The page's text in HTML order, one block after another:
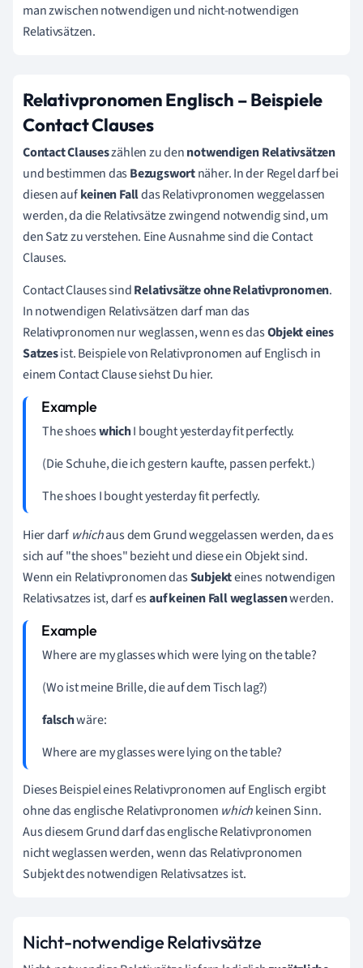
man zwischen notwendigen und nicht-notwendigen
Relativsätzen.
Relativpronomen Englisch – Beispiele
Contact Clauses
Contact Clauseszählen zu dennotwendigenRelativsätzen
und bestimmen dasBezugswortnäher. In der Regel darf bei
diesen aufkeinen Falldas Relativpronomen weggelassen
werden, da die Relativsätze zwingend notwendig sind, um
den Satz zu verstehen. Eine Ausnahme sind die Contact
Clauses.
Contact Clauses sindRelativsätzeohneRelativpronomen.
In notwendigen Relativsätzen darf man das
Relativpronomen nur weglassen, wenn es dasObjekteines
Satzesist. Beispiele von Relativpronomen auf Englisch in
einem Contact Clause siehst Du hier.
The shoeswhichI bought yesterday fit perfectly.
(Die Schuhe, die ich gestern kaufte, passen perfekt.)
The shoes I bought yesterday fit perfectly.
Hier darf whichaus dem Grund weggelassen werden, da es
sich auf "the shoes" bezieht und diese ein Objekt sind.
Wenn ein Relativpronomen dasSubjekteines notwendigen
Relativsatzes ist, darf esaufkeinenFallweglassenwerden.
Where are my glasses which were lying on the table?
(Wo ist meine Brille, die auf dem Tisch lag?)
falschwäre:
Where are my glasses were lying on the table?
Dieses Beispiel eines Relativpronomen auf Englisch ergibt
ohne das englische Relativpronomen whichkeinen Sinn.
Aus diesem Grund darf das englische Relativpronomen
nicht weglassen werden, wenn das Relativpronomen
Subjekt des notwendigen Relativsatzes ist.
Nicht-notwendige Relativsätze